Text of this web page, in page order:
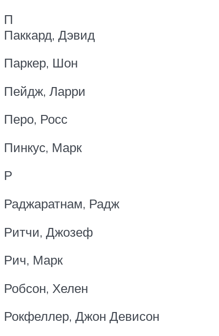
П
Паккард, Дэвид
Паркер, Шон
Пейдж, Ларри
Перо, Росс
Пинкус, Марк
Р
Раджаратнам, Радж
Ритчи, Джозеф
Рич, Марк
Робсон, Хелен
Рокфеллер, Джон Девисон